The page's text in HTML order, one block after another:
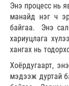
Энэ процесс нь
манайд нэг ч
байгаа. Энэ
хариуцлага
хангах нь
Хоёрдугаарт,
мэдээж дуртай